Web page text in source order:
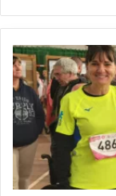
Pont-
Saint-
Esprit
:
des
nouvelles
du
CLUB
D'ATHLÉTISME